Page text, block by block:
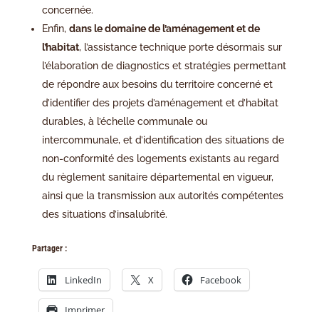
concernée.
Enfin, dans le domaine de l’aménagement et de
l’habitat, l’assistance technique porte désormais sur
l’élaboration de diagnostics et stratégies permettant
de répondre aux besoins du territoire concerné et
d’identifier des projets d’aménagement et d’habitat
durables, à l’échelle communale ou
intercommunale, et d’identification des situations de
non-conformité des logements existants au regard
du règlement sanitaire départemental en vigueur,
ainsi que la transmission aux autorités compétentes
des situations d’insalubrité.
Partager :
LinkedIn X Facebook